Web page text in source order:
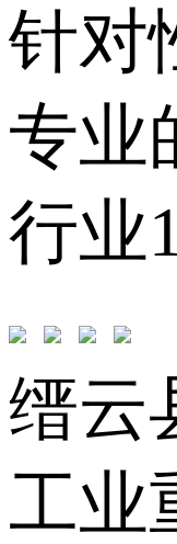
针对
专业
行业
缙云
工业